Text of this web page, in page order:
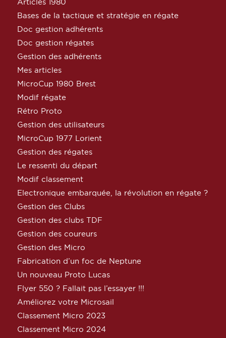
Articles 1980
Bases de la tactique et stratégie en régate
Doc gestion adhérents
Doc gestion régates
Gestion des adhérents
Mes articles
MicroCup 1980 Brest
Modif régate
Rétro Proto
Gestion des utilisateurs
MicroCup 1977 Lorient
Gestion des régates
Le ressenti du départ
Modif classement
Electronique embarquée, la révolution en régate ?
Gestion des Clubs
Gestion des clubs TDF
Gestion des coureurs
Gestion des Micro
Fabrication d’un foc de Neptune
Un nouveau Proto Lucas
Flyer 550 ? Fallait pas l’essayer !!!
Améliorez votre Microsail
Classement Micro 2023
Classement Micro 2024